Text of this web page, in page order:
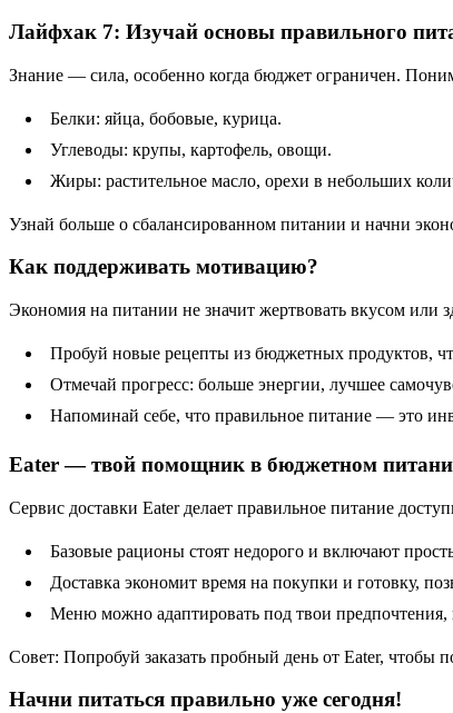
Лайфхак 7: Изучай основы правильного
Знание — сила, особенно когда бюджет ограничен.
Белки: яйца, бобовые, курица.
Углеводы: крупы, картофель, овощи.
Жиры: растительное масло, орехи в небольших
Узнай больше о сбалансированном питании и начни
Как поддерживать мотивацию?
Экономия на питании не значит жертвовать вкусом или
Пробуй новые рецепты из бюджетных продуктов,
Отмечай прогресс: больше энергии, лучшее
Напоминай себе, что правильное питание — это
Eater — твой помощник в бюджетном
Сервис доставки Eater делает правильное питание
Базовые рационы стоят недорого и включают
Доставка экономит время на покупки и готовку,
Меню можно адаптировать под твои
Совет: Попробуй заказать пробный день от Eater, чтобы
Начни питаться правильно уже сегодня!